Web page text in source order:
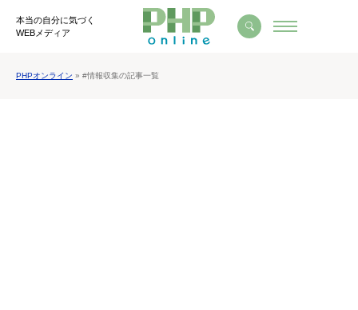
本当の自分に気づく
WEBメディア
PHPオンライン » #情報収集の記事一覧